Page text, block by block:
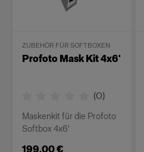
ZUBEHÖR FÜR SOFTBOXEN
Profoto Mask Kit 4x6'
(0)
Maskenkit für die Profoto
Softbox 4x6'
199,00 €